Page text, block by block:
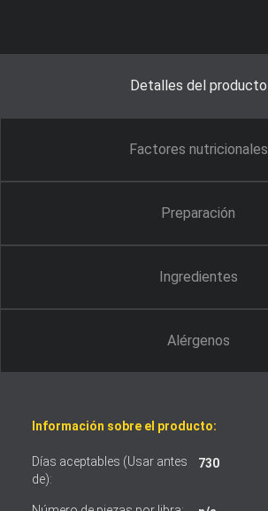
Detalles del producto
Factores nutricionales
Preparación
Ingredientes
Alérgenos
Información sobre el producto:
Días aceptables (Usar antes
de):
730